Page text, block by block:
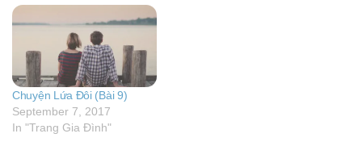
Chuyện Lứa Đôi (Bài 9)
September 7, 2017
In "Trang Gia Đình"